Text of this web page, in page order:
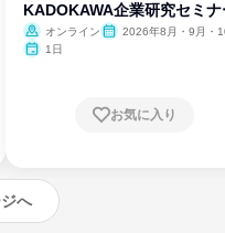
KADOKAWA企業研究セミナ
オンライン
2026年8月・9月・
1日
お気に入り
へ